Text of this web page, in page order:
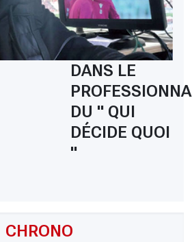
CHRONO
DANS LE
DU " QUI
DÉCIDE QUOI
"